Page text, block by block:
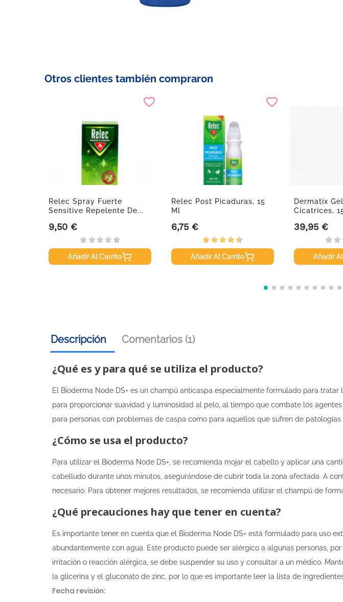
Otros clientes también compraron
Relec Spray Fuerte
Sensitive Repelente De...
Precio
9,50 €
Añadir Al Carrito
Relec Post Picaduras, 15
Ml
Precio
6,75 €
Añadir Al Carrito
Dermatix
Cicatrices,
Precio
39,95 €
Añadir
Descripción Comentarios (1)
¿Qué es y para qué se utiliza el producto?
El Bioderma Node DS+ es un champú anticaspa especialmente formulado para
para proporcionar suavidad y luminosidad al pelo, al tiempo que combate los
para personas con problemas de caspa como para aquellos que sufren de
¿Cómo se usa el producto?
Para utilizar el Bioderma Node DS+, se recomienda mojar el cabello y aplicar una
cabelludo durante unos minutos, asegurándose de cubrir toda la zona afectada. A
necesario. Para obtener mejores resultados, se recomienda utilizar el champú de
¿Qué precauciones hay que tener en cuenta?
Es importante tener en cuenta que el Bioderma Node DS+ está formulado para uso
abundantemente con agua. Este producto puede ser alérgico a algunas personas,
irritación o reacción alérgica, se debe suspender su uso y consultar a un médico.
la glicerina y el gluconato de zinc, por lo que es importante leer la lista de
Fecha revisión: